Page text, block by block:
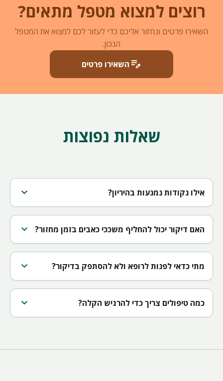
רוצים למצוא מטפל מתאים?
השאירו פרטים ונחזור אליכם כדי לעזור לכם למצוא את המטפל
הנכון.
edit_note השאירו פרטים
שאלות נפוצות
אילו נקודות נמנעות בהיריון? expand_more
האם דיקור יכול להחליף משככי כאבים בזמן מחזור? expand_more
מתי כדאי לפנות לרופא ולא להסתפק בדיקור? expand_more
כמה טיפולים צריך כדי להרגיש הקלה? expand_more